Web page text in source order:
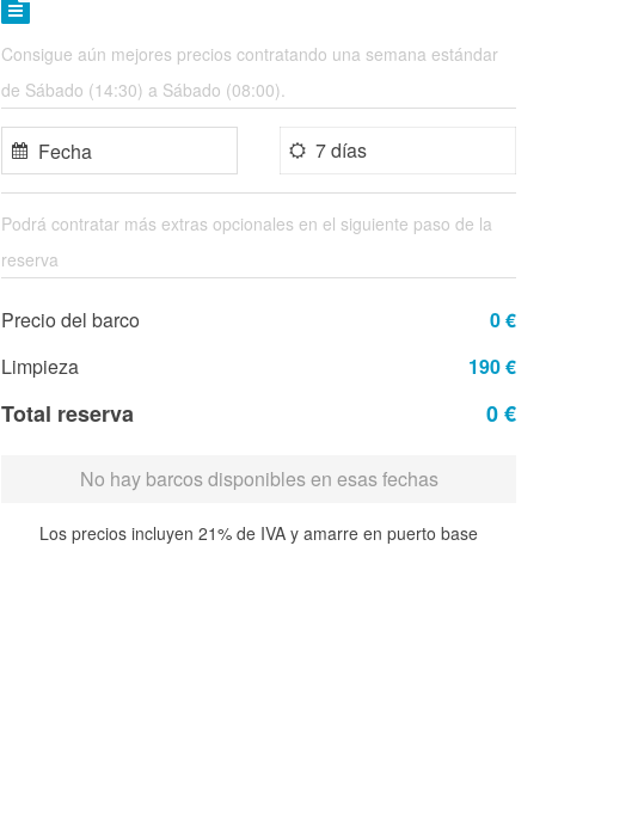
Consigue aún mejores precios contratando una semana estándar
de Sábado (14:30) a Sábado (08:00).
7 días
Podrá contratar más extras opcionales en el siguiente paso de la
reserva
Precio del barco
0 €
Limpieza
190 €
Total reserva 0 €
No hay barcos disponibles en esas fechas
Los precios incluyen 21% de IVA y amarre en puerto base